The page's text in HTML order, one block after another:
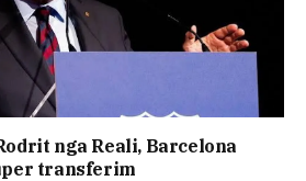
nga Reali, Barcelona
transferim